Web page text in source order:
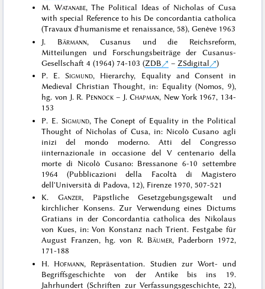
M. Watanabe, The Political Ideas of Nicholas of Cusa
with special Reference to his De concordantia catholica
(Travaux d'humanisme et renaissance, 58), Genève 1963
J. Bärmann, Cusanus und die Reichsreform,
Mitteilungen und Forschungsbeiträge der Cusanus-
Gesellschaft 4 (1964) 74-103 (ZDB – ZSdigital
)
P. E.Sigmund, Hierarchy, Equality and Consent in
Medieval Christian Thought, in: Equality (Nomos, 9),
hg. von J. R. Pennock– J.Chapman, New York 1967, 134-
153
P. E. Sigmund, The Conept of Equality in the Political
Thought of Nicholas of Cusa, in: Nicolò Cusano agli
inizi del mondo moderno. Atti del Congresso
iinternazionale in occasione del V centenario della
morte di Nicolò Cusano: Bressanone 6-10 settembre
1964 (Pubblicazioni della Facoltà di Magistero
dell'Università di Padova, 12), Firenze 1970, 507-521
K. Ganzer, Päpstliche Gesetzgebungsgewalt und
kirchlicher Konsens. Zur Verwendung eines Dictums
Gratians in der Concordantia catholica des Nikolaus
von Kues, in: Von Konstanz nach Trient. Festgabe für
August Franzen, hg. von R. Bäumer, Paderborn 1972,
171-188
H. Hofmann, Repräsentation. Studien zur Wort- und
Begriffsgeschichte von der Antike bis ins 19.
Jahrhundert (Schriften zur Verfassungsgeschichte, 22),